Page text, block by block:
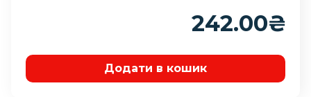
242.00₴
Додати в кошик